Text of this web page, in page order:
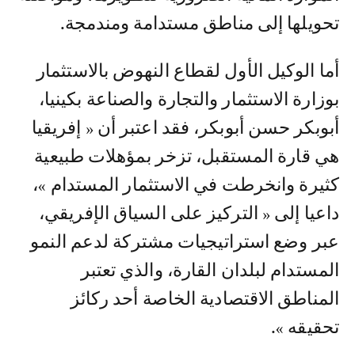
تحويلها إلى مناطق مستدامة ومندمجة.
أما الوكيل الأول لقطاع النهوض بالاستثمار
بوزارة الاستثمار والتجارة والصناعة بكينيا،
أبوبكر حسن أبوبكر، فقد اعتبر أن « إفريقيا
هي قارة المستقبل، تزخر بمؤهلات طبيعية
كثيرة وانخرطت في الاستثمار المستدام »،
داعيا إلى « التركيز على السياق الإفريقي،
عبر وضع استراتيجيات مشتركة لدعم النمو
المستدام لبلدان القارة، والذي تعتبر
المناطق الاقتصادية الخاصة أحد ركائز
تحقيقه ».